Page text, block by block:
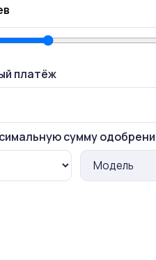
платёж
сумму